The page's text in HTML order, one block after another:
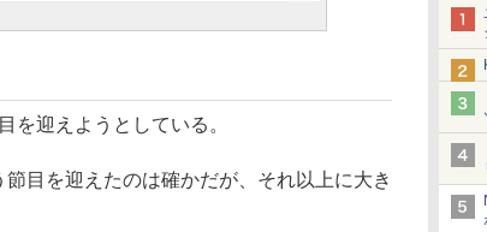
迎えようとしている。
目を迎えたのは確かだが、それ以上に大き